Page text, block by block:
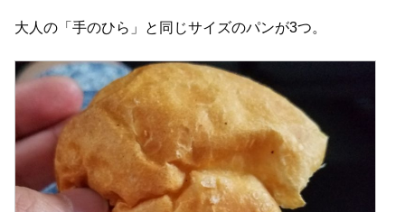
大人の「手のひら」と同じサイズのパンが3つ。